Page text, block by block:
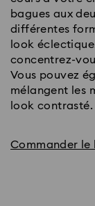
bagues aux
différentes
look
concentrez-
Vous pouvez
mélangent les
look contrasté.
Commander le